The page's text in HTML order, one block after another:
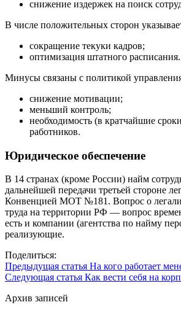
снижение издержек на поиск
В числе положительных сторон
сокращение текуки кадров;
оптимизация штатного расписания.
Минусы связаны с политикой
снижение мотивации;
меньший контроль;
необходимость (в кратчайшие
работников.
Юридическое обеспечение
В 14 странах (кроме России) найм
дальнейшей передачи третьей стороне
Конвенцией МОТ №181. Вопрос о
труда на территории РФ — вопрос
есть и компании (агентства по найму
реализующие.
Поделиться:
Предыдущая статья На кого работает
Следующая статья Как вести себя на
Архив записей